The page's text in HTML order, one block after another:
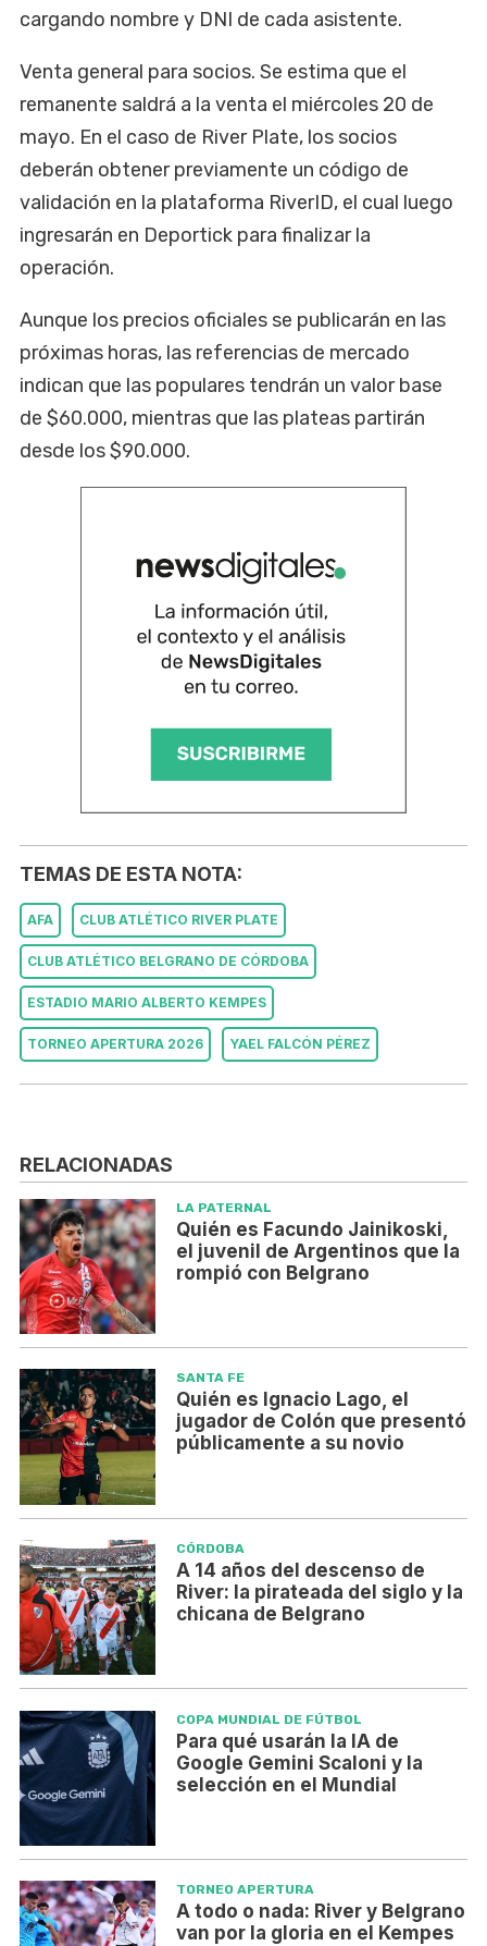
cargando nombre y DNI de cada asistente.
Venta general para socios. Se estima que el
remanente saldrá a la venta el miércoles 20 de
mayo. En el caso de River Plate, los socios
deberán obtener previamente un código de
validación en la plataforma RiverID, el cual luego
ingresarán en Deportick para finalizar la
operación.
Aunque los precios oficiales se publicarán en las
próximas horas, las referencias de mercado
indican que las populares tendrán un valor base
de $60.000, mientras que las plateas partirán
desde los $90.000.
TEMAS DE ESTA NOTA:
AFA CLUB ATLÉTICO RIVER PLATE
CLUB ATLÉTICO BELGRANO DE CÓRDOBA
ESTADIO MARIO ALBERTO KEMPES
TORNEO APERTURA 2026 YAEL FALCÓN PÉREZ
RELACIONADAS
LA PATERNAL
Quién es Facundo Jainikoski,
el juvenil de Argentinos que la
rompió con Belgrano
SANTA FE
Quién es Ignacio Lago, el
jugador de Colón que presentó
públicamente a su novio
CÓRDOBA
A 14 años del descenso de
River: la pirateada del siglo y la
chicana de Belgrano
COPA MUNDIAL DE FÚTBOL
Para qué usarán la IA de
Google Gemini Scaloni y la
selección en el Mundial
TORNEO APERTURA
A todo o nada: River y Belgrano
van por la gloria en el Kempes